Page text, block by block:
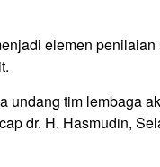
elemen penilaian
undang tim lembaga
dr. H. Hasmudin,